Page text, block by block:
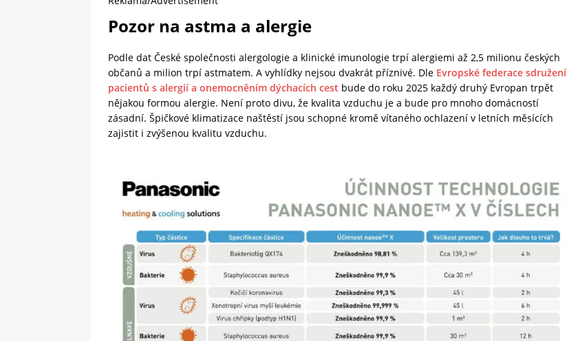
Pozor na astma a alergie
Podle dat České společnosti alergologie a klinické imunologie trpí alergiemi až 2,5 milionu českých
občanů a milion trpí astmatem. A vyhlídky nejsou dvakrát příznivé. Dle Evropské federace sdružení
pacientů s alergií a onemocněním dýchacích cest bude do roku 2025 každý druhý Evropan trpět
nějakou formou alergie. Není proto divu, že kvalita vzduchu je a bude pro mnoho domácností
zásadní. Špičkové klimatizace naštěstí jsou schopné kromě vítaného ochlazení v letních měsících
zajistit i zvýšenou kvalitu vzduchu.